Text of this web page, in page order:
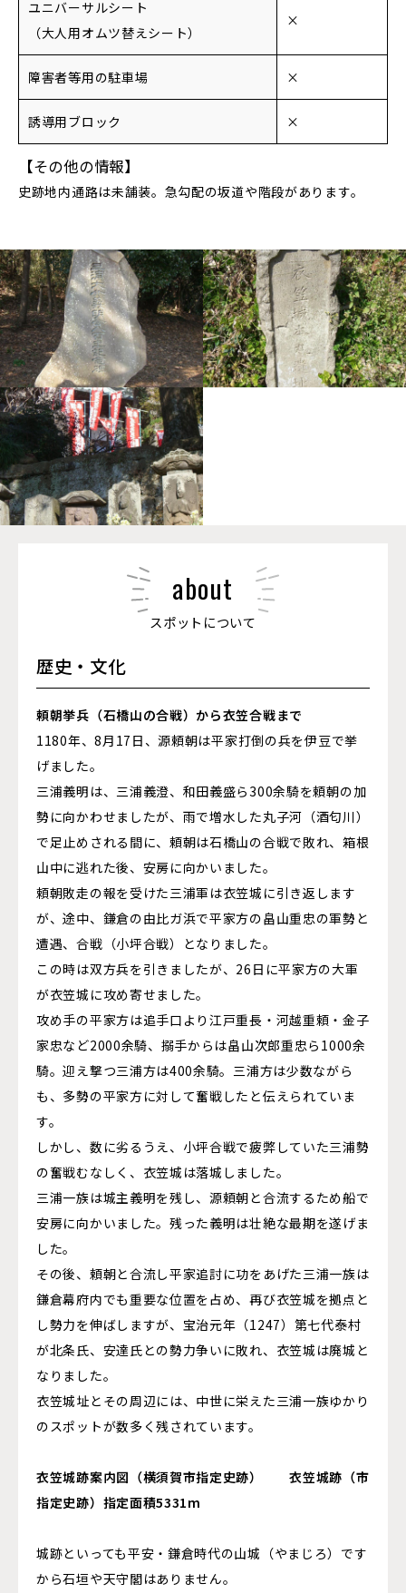
ユニバーサルシート
（大人用オムツ替えシート）
×
障害者等用の駐車場 ×
誘導用ブロック ×
【その他の情報】
史跡地内通路は未舗装。急勾配の坂道や階段があります。
about
スポットについて
歴史・文化
頼朝挙兵（石橋山の合戦）から衣笠合戦まで
1180年、8月17日、源頼朝は平家打倒の兵を伊豆で挙
げました。
三浦義明は、三浦義澄、和田義盛ら300余騎を頼朝の加
勢に向かわせましたが、雨で増水した丸子河（酒匂川）
で足止めされる間に、頼朝は石橋山の合戦で敗れ、箱根
山中に逃れた後、安房に向かいました。
頼朝敗走の報を受けた三浦軍は衣笠城に引き返します
が、途中、鎌倉の由比ガ浜で平家方の畠山重忠の軍勢と
遭遇、合戦（小坪合戦）となりました。
この時は双方兵を引きましたが、26日に平家方の大軍
が衣笠城に攻め寄せました。
攻め手の平家方は追手口より江戸重長・河越重頼・金子
家忠など2000余騎、搦手からは畠山次郎重忠ら1000余
騎。迎え撃つ三浦方は400余騎。三浦方は少数ながら
も、多勢の平家方に対して奮戦したと伝えられていま
す。
しかし、数に劣るうえ、小坪合戦で疲弊していた三浦勢
の奮戦むなしく、衣笠城は落城しました。
三浦一族は城主義明を残し、源頼朝と合流するため船で
安房に向かいました。残った義明は壮絶な最期を遂げま
した。
その後、頼朝と合流し平家追討に功をあげた三浦一族は
鎌倉幕府内でも重要な位置を占め、再び衣笠城を拠点と
し勢力を伸ばしますが、宝治元年（1247）第七代泰村
が北条氏、安達氏との勢力争いに敗れ、衣笠城は廃城と
なりました。
衣笠城址とその周辺には、中世に栄えた三浦一族ゆかり
のスポットが数多く残されています。
衣笠城跡案内図（横須賀市指定史跡） 衣笠城跡（市
指定史跡）指定面積5331m
城跡といっても平安・鎌倉時代の山城（やまじろ）です
から石垣や天守閣はありません。